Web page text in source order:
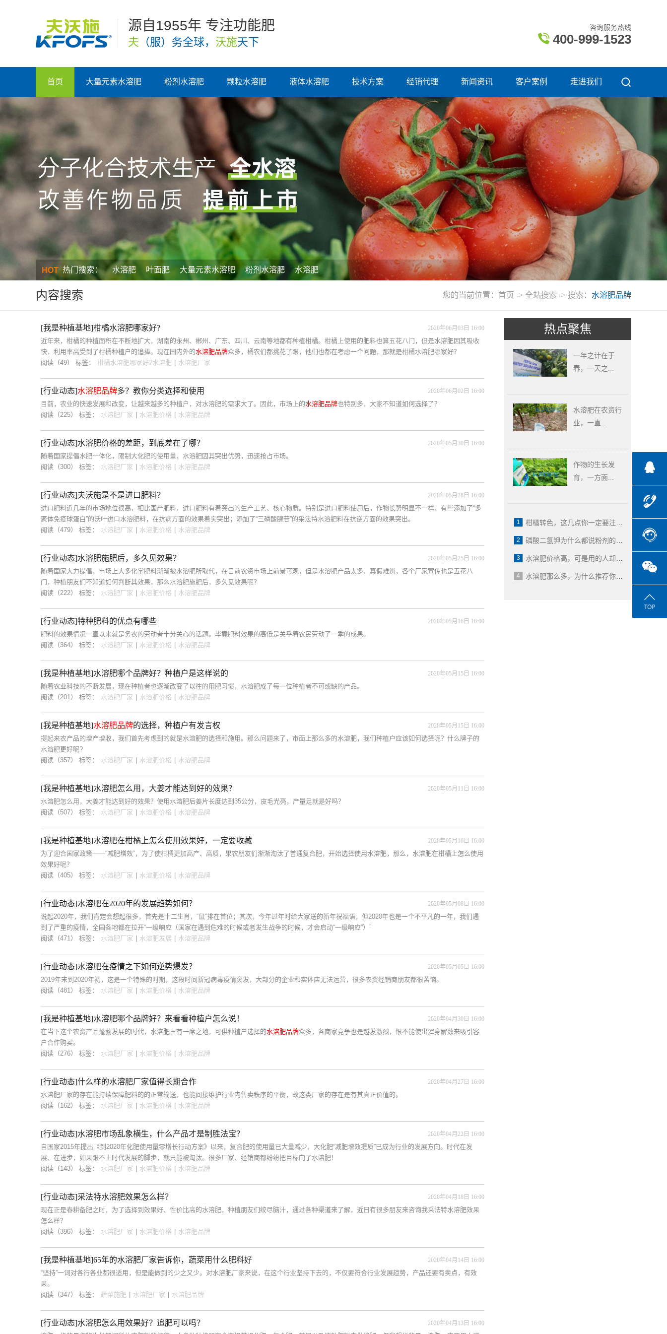
源自1955年 专注功能肥
夫 （服）务全球， 沃施天下
咨询服务热线
400-999-1523
首页 大量元素水溶肥 粉剂水溶肥 颗粒水溶肥 液体水溶肥 技术方案 经销代理 新闻资讯 客户案例 走进我们
HOT 热门搜索： 水溶肥 叶面肥 大量元素水溶肥 粉剂水溶肥 水溶肥
内容搜索 您的当前位置： 首页 -> 全站搜索 -> 搜索： 水溶肥品牌
[我是种植基地]柑橘水溶肥哪家好? 2020年06月03日 16:00
近年来，柑橘的种植面积在不断地扩大，湖南的永州、郴州、广东、四川、云南等地都有种植柑橘。柑橘上使用的肥料也算五花八门，但是水溶肥因其吸收
快，利用率高受到了柑橘种植户的追捧。现在国内外的水溶肥品牌众多，橘农们都挑花了眼，他们也都在考虑一个问题，那就是柑橘水溶肥哪家好？
阅读（49） 标签： 柑橘水溶肥哪家好?水溶肥 水溶肥厂家
[行业动态]水溶肥品牌多？教你分类选择和使用 2020年06月02日 16:00
目前，农业的快速发展和改变，让越来越多的种植户，对水溶肥的需求大了。因此，市场上的水溶肥品牌也特别多，大家不知道如何选择了？
阅读（225） 标签： 水溶肥厂家 水溶肥价格 水溶肥品牌
[行业动态]水溶肥价格的差距，到底差在了哪？ 2020年05月30日 16:00
随着国家提倡水肥一体化，限制大化肥的使用量，水溶肥因其突出优势，迅速抢占市场。
阅读（300） 标签： 水溶肥厂家 水溶肥价格 水溶肥品牌
[行业动态]夫沃施是不是进口肥料？ 2020年05月28日 16:00
进口肥料近几年的市场地位很高，相比国产肥料，进口肥料有着突出的生产工艺、核心物质。特别是进口肥料使用后，作物长势明显不一样，有些添加了“多
聚体免疫球蛋白”的沃叶进口水溶肥料，在抗病方面的效果着实突出；添加了“三磷酸腺苷”的采法特水溶肥料在抗逆方面的效果突出。
阅读（479） 标签： 水溶肥厂家 水溶肥价格 水溶肥品牌
[行业动态]水溶肥施肥后，多久见效果？ 2020年05月25日 16:00
随着国家大力提倡，市场上大多化学肥料渐渐被水溶肥所取代，在目前农资市场上前景可观，但是水溶肥产品太多、真假难辨，各个厂家宣传也是五花八
门，种植朋友们不知道如何判断其效果，那么水溶肥施肥后，多久见效果呢？
阅读（222） 标签： 水溶肥厂家 水溶肥价格 水溶肥品牌
[行业动态]特种肥料的优点有哪些 2020年05月16日 16:00
肥料的效果情况一直以来就是务农的劳动者十分关心的话题。毕竟肥料效果的高低是关乎着农民劳动了一季的成果。
阅读（364） 标签： 水溶肥厂家 水溶肥价格 水溶肥品牌
[我是种植基地]水溶肥哪个品牌好？种植户是这样说的 2020年05月15日 16:00
随着农业科技的不断发展，现在种植者也逐渐改变了以往的用肥习惯，水溶肥成了每一位种植者不可或缺的产品。
阅读（201） 标签： 水溶肥厂家 水溶肥价格 水溶肥品牌
[我是种植基地]水溶肥品牌的选择，种植户有发言权 2020年05月15日 16:00
提起来农产品的增产增收，我们首先考虑到的就是水溶肥的选择和施用。那么问题来了，市面上那么多的水溶肥，我们种植户应该如何选择呢？什么牌子的
水溶肥更好呢?
阅读（357） 标签： 水溶肥厂家 水溶肥价格 水溶肥品牌
[我是种植基地]水溶肥怎么用，大姜才能达到好的效果？ 2020年05月11日 16:00
水溶肥怎么用，大姜才能达到好的效果？使用水溶肥后姜片长度达到35公分，皮毛光亮，产量足就是好吗？
阅读（507） 标签： 水溶肥厂家 水溶肥价格 水溶肥品牌
[我是种植基地]水溶肥在柑橘上怎么使用效果好，一定要收藏 2020年05月10日 16:00
为了迎合国家政策——“减肥增效”，为了使柑橘更加高产、高质，果农朋友们渐渐淘汰了普通复合肥，开始选择使用水溶肥，那么，水溶肥在柑橘上怎么使用
效果好呢？
阅读（405） 标签： 水溶肥厂家 水溶肥价格 水溶肥品牌
[行业动态]水溶肥在2020年的发展趋势如何？ 2020年05月08日 16:00
说起2020年，我们肯定会想起很多，首先是十二生肖，“鼠”排在首位；其次，今年过年时给大家送的新年祝福语，但2020年也是一个不平凡的一年，我们遇
到了严重的疫情，全国各地都在拉开“一级响应（国家在遇到危难的时候或者发生战争的时候，才会启动“一级响应”）”
阅读（471） 标签： 水溶肥厂家 水溶肥发展 水溶肥品牌
[行业动态]水溶肥在疫情之下如何逆势爆发？ 2020年05月05日 16:00
2019年末到2020年初，这是一个特殊的时期，这段时间新冠病毒疫情突发，大部分的企业和实体店无法运营，很多农资经销商朋友都很苦恼。
阅读（481） 标签： 水溶肥厂家 水溶肥价格 水溶肥品牌
[我是种植基地]水溶肥哪个品牌好？来看看种植户怎么说！ 2020年04月30日 16:00
在当下这个农资产品蓬勃发展的时代，水溶肥占有一席之地，可供种植户选择的水溶肥品牌众多，各商家竞争也是越发激烈，恨不能使出浑身解数来吸引客
户合作购买。
阅读（276） 标签： 水溶肥厂家 水溶肥价格 水溶肥品牌
[行业动态]什么样的水溶肥厂家值得长期合作 2020年04月27日 16:00
水溶肥厂家的存在能持续保障肥料的的正常输送，也能间接维护行业内售卖秩序的平衡，故这类厂家的存在是有其真正价值的。
阅读（162） 标签： 水溶肥厂家 水溶肥价格 水溶肥品牌
[行业动态]水溶肥市场乱象横生，什么产品才是制胜法宝？ 2020年04月22日 16:00
自国家2015年提出《到2020年化肥使用量零增长行动方案》以来，复合肥的使用量已大量减少，大化肥“减肥增效提质”已成为行业的发展方向。时代在发
展、在进步，如果跟不上时代发展的脚步，就只能被淘汰。很多厂家、经销商都纷纷把目标向了水溶肥！
阅读（143） 标签： 水溶肥厂家 水溶肥价格 水溶肥品牌
[行业动态]采法特水溶肥效果怎么样？ 2020年04月18日 16:00
现在正是春耕备肥之时，为了选择到效果好、性价比高的水溶肥，种植朋友们绞尽脑汁，通过各种渠道来了解，近日有很多朋友来咨询我采法特水溶肥效果
怎么样？
阅读（396） 标签： 水溶肥厂家 水溶肥价格 水溶肥品牌
[我是种植基地]65年的水溶肥厂家告诉你，蔬菜用什么肥料好 2020年04月14日 16:00
“坚持”一词对各行各业都很适用，但是能做到的少之又少。对水溶肥厂家来说，在这个行业坚持下去的，不仅要符合行业发展趋势，产品还要有卖点，有效
果。
阅读（347） 标签： 蔬菜施肥 水溶肥厂家 水溶肥品牌
[行业动态]水溶肥怎么用效果好？追肥可以吗？ 2020年04月13日 16:00
热点聚焦
一年之计在于
春，一天之...
水溶肥在农资行
业，一直...
作物的生长发
育，一方面...
1 柑橘转色，这几点你一定要注意！
2 磷酸二氢钾为什么都说粉剂的好？
3 水溶肥价格高，可是用的人却很多！
4 水溶肥那么多，为什么推荐你用这款？